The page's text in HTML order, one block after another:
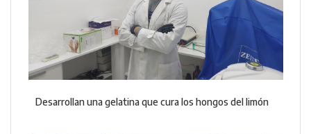
Desarrollan una gelatina que cura los hongos del limón